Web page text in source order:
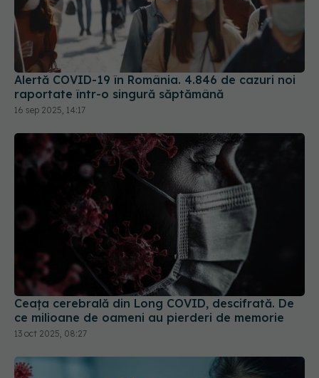
Alertă COVID-19 în România. 4.846 de cazuri noi
raportate într-o singură săptămână
16 sep 2025, 14:17
Ceața cerebrală din Long COVID, descifrată. De
ce milioane de oameni au pierderi de memorie
13 oct 2025, 08:27